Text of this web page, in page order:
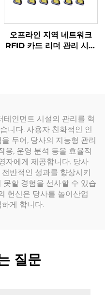
오프라인 지역 네트워크
RFID 카드 리더 관리 시스
테인먼트 시설의 관리를 혁
니다. 사용자 친화적인 인
두어, 당사의 지능형 관리
용, 운영 분석 등을 효율적
자에게 제공합니다. 당사
반적인 성과를 향상시키
못할 경험을 선사할 수 있습
헌신은 당사를 놀이산업
게 합니다.
질문